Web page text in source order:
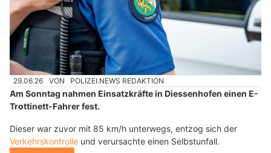
29.06.26 VON POLIZEI.NEWS REDAKTION
Am Sonntag nahmen Einsatzkräfte in Diessenhofen einen E-
Trottinett-Fahrer fest.
Dieser war zuvor mit 85 km/h unterwegs, entzog sich der
Verkehrskontrolle und verursachte einen Selbstunfall.